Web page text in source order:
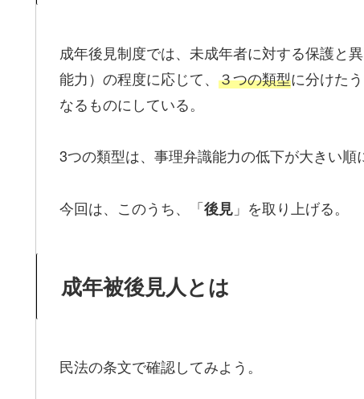
成年後見制度では、未成年者に対する保護と
能力）の程度に応じて、 ３つの類型に分けた
なるものにしている。
3つの類型は、事理弁識能力の低下が大きい順
今回は、このうち、「後見 」を取り上げる。
成年被後見人とは
民法の条文で確認してみよう。